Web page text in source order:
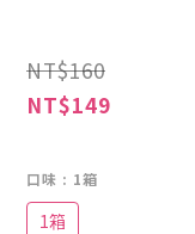
NT$160
NT$149
口味 : 1箱
1箱